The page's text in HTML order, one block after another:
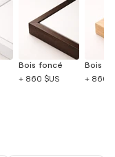
Bois foncé
+ 860 $US
Bois
+ 860